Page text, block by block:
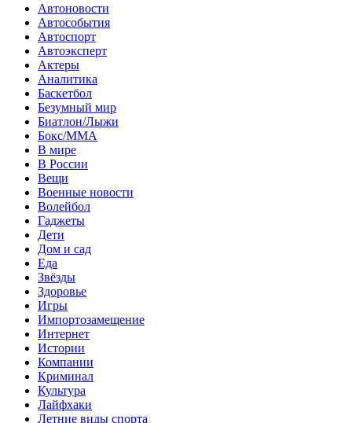
Автоновости
Автособытия
Автоспорт
Автоэксперт
Актеры
Аналитика
Баскетбол
Безумный мир
Биатлон/Лыжи
Бокс/MMA
В мире
В России
Вещи
Военные новости
Волейбол
Гаджеты
Дети
Дом и сад
Еда
Звёзды
Здоровье
Игры
Импортозамещение
Интернет
Истории
Компании
Криминал
Культура
Лайфхаки
Летние виды спорта